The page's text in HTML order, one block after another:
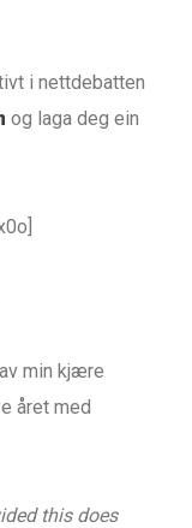
i nettdebatten
og laga deg ein
min kjære
året med
this does